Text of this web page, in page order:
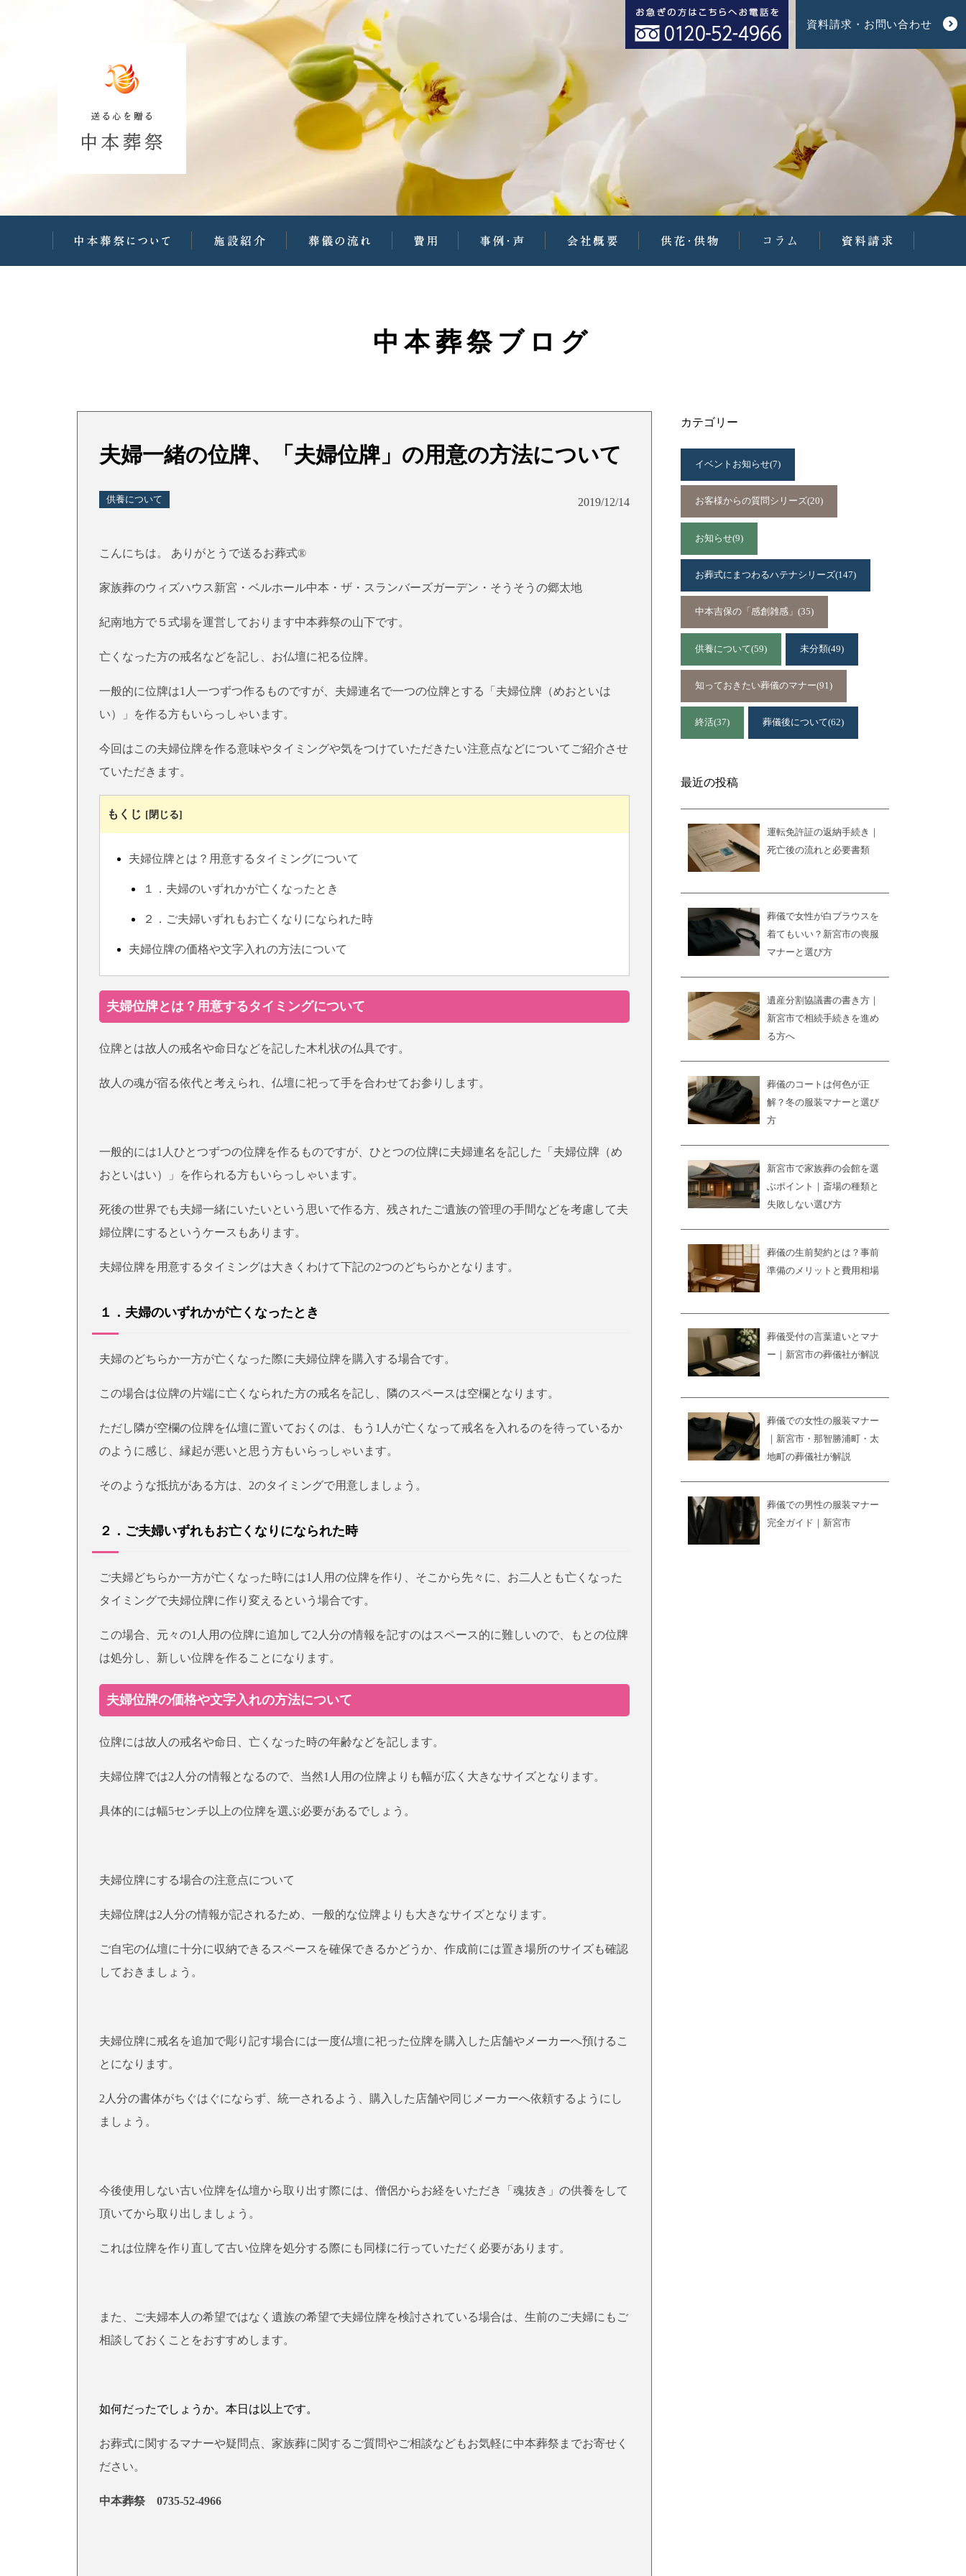
資料請求・お問い合わせ
中本葬祭ブログ
夫婦一緒の位牌、「夫婦位牌」の用意の方法について
供養について 2019/12/14
こんにちは。 ありがとうで送るお葬式®
家族葬のウィズハウス新宮・ベルホール中本・ザ・スランバーズガーデン・そうそうの郷太地
紀南地方で５式場を運営しております中本葬祭の山下です。
亡くなった方の戒名などを記し、お仏壇に祀る位牌。
一般的に位牌は1人一つずつ作るものですが、夫婦連名で一つの位牌とする「夫婦位牌（めおといは
い）」を作る方もいらっしゃいます。
今回はこの夫婦位牌を作る意味やタイミングや気をつけていただきたい注意点などについてご紹介させ
ていただきます。
もくじ [閉じる]
夫婦位牌とは？用意するタイミングについて
１．夫婦のいずれかが亡くなったとき
２．ご夫婦いずれもお亡くなりになられた時
夫婦位牌の価格や文字入れの方法について
夫婦位牌とは？用意するタイミングについて
位牌とは故人の戒名や命日などを記した木札状の仏具です。
故人の魂が宿る依代と考えられ、仏壇に祀って手を合わせてお参りします。
一般的には1人ひとつずつの位牌を作るものですが、ひとつの位牌に夫婦連名を記した「夫婦位牌（め
おといはい）」を作られる方もいらっしゃいます。
死後の世界でも夫婦一緒にいたいという思いで作る方、残されたご遺族の管理の手間などを考慮して夫
婦位牌にするというケースもあります。
夫婦位牌を用意するタイミングは大きくわけて下記の2つのどちらかとなります。
１．夫婦のいずれかが亡くなったとき
夫婦のどちらか一方が亡くなった際に夫婦位牌を購入する場合です。
この場合は位牌の片端に亡くなられた方の戒名を記し、隣のスペースは空欄となります。
ただし隣が空欄の位牌を仏壇に置いておくのは、もう1人が亡くなって戒名を入れるのを待っているか
のように感じ、縁起が悪いと思う方もいらっしゃいます。
そのような抵抗がある方は、2のタイミングで用意しましょう。
２．ご夫婦いずれもお亡くなりになられた時
ご夫婦どちらか一方が亡くなった時には1人用の位牌を作り、そこから先々に、お二人とも亡くなった
タイミングで夫婦位牌に作り変えるという場合です。
この場合、元々の1人用の位牌に追加して2人分の情報を記すのはスペース的に難しいので、もとの位牌
は処分し、新しい位牌を作ることになります。
夫婦位牌の価格や文字入れの方法について
位牌には故人の戒名や命日、亡くなった時の年齢などを記します。
夫婦位牌では2人分の情報となるので、当然1人用の位牌よりも幅が広く大きなサイズとなります。
具体的には幅5センチ以上の位牌を選ぶ必要があるでしょう。
夫婦位牌にする場合の注意点について
夫婦位牌は2人分の情報が記されるため、一般的な位牌よりも大きなサイズとなります。
ご自宅の仏壇に十分に収納できるスペースを確保できるかどうか、作成前には置き場所のサイズも確認
しておきましょう。
夫婦位牌に戒名を追加で彫り記す場合には一度仏壇に祀った位牌を購入した店舗やメーカーへ預けるこ
とになります。
2人分の書体がちぐはぐにならず、統一されるよう、購入した店舗や同じメーカーへ依頼するようにし
ましょう。
今後使用しない古い位牌を仏壇から取り出す際には、僧侶からお経をいただき「魂抜き」の供養をして
頂いてから取り出しましょう。
これは位牌を作り直して古い位牌を処分する際にも同様に行っていただく必要があります。
また、ご夫婦本人の希望ではなく遺族の希望で夫婦位牌を検討されている場合は、生前のご夫婦にもご
相談しておくことをおすすめします。
如何だったでしょうか。本日は以上です。
お葬式に関するマナーや疑問点、家族葬に関するご質問やご相談などもお気軽に中本葬祭までお寄せく
ださい。
中本葬祭 0735-52-4966
カテゴリー
イベントお知らせ(7)
お客様からの質問シリーズ(20)
お知らせ(9)
お葬式にまつわるハテナシリーズ(147)
中本吉保の「感創雑感」 (35)
供養について(59) 未分類(49)
知っておきたい葬儀のマナー(91)
終活(37) 葬儀後について(62)
最近の投稿
運転免許証の返納手続き｜
死亡後の流れと必要書類
葬儀で女性が白ブラウスを
着てもいい？新宮市の喪服
マナーと選び方
遺産分割協議書の書き方｜
新宮市で相続手続きを進め
る方へ
葬儀のコートは何色が正
解？冬の服装マナーと選び
方
新宮市で家族葬の会館を選
ぶポイント｜斎場の種類と
失敗しない選び方
葬儀の生前契約とは？事前
準備のメリットと費用相場
葬儀受付の言葉遣いとマナ
ー｜新宮市の葬儀社が解説
葬儀での女性の服装マナー
｜新宮市・那智勝浦町・太
地町の葬儀社が解説
葬儀での男性の服装マナー
完全ガイド｜新宮市